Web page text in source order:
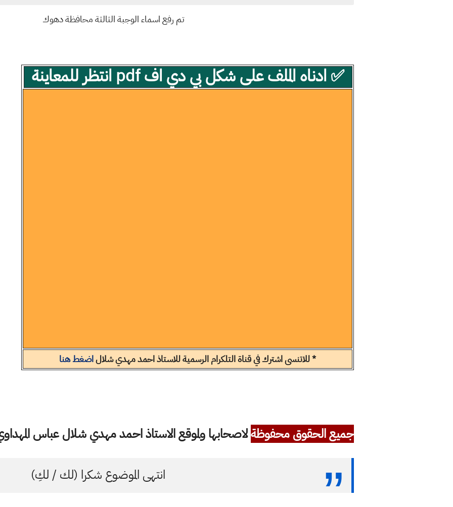
تم رفع اسماء الوجبة الثالثة محافظة دهوك
✅ ادناه الملف على شكل بي دي اف pdf انتظر للمعاينة
* للاتنسى اشترك في قناة التلكرام الرسمية للاستاذ احمد مهدي شلالاضغط هنا
جميع الحقوق محفوظةلاصحابها ولموقع الاستاذ احمد مهدي شلال عباس
انتهى الموضوع شكرا (لك / لكِ)